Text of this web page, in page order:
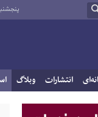
پنجشنبه ۱۵
انتشارات وبلاگ